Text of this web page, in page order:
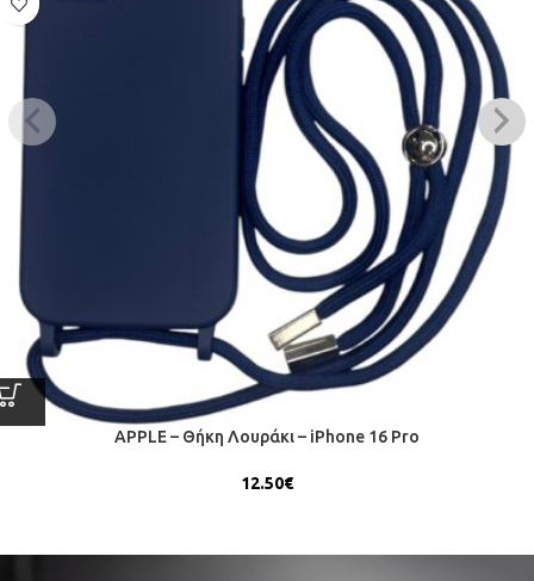
APPLE – Θήκη Λουράκι – iPhone 16 Pro
12.50€